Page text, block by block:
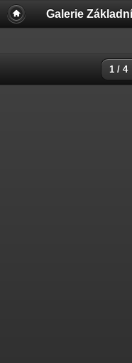
Galerie
1 / 4